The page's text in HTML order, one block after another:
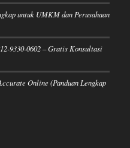
untuk UMKM dan Perusahaan
9330-0602 – Gratis Konsultasi
Online (Panduan Lengkap